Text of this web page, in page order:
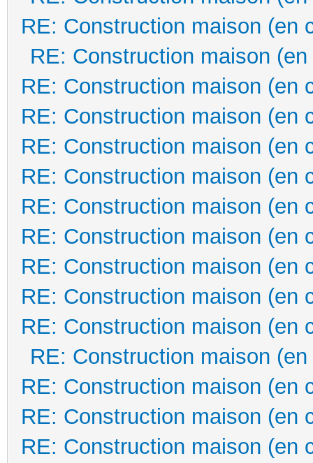
RE: Construction maison (en
RE: Construction maison
RE: Construction maison (en
RE: Construction maison (en
RE: Construction maison (en
RE: Construction maison (en
RE: Construction maison (en
RE: Construction maison (en
RE: Construction maison (en
RE: Construction maison (en
RE: Construction maison (en
RE: Construction maison
RE: Construction maison (en
RE: Construction maison (en
RE: Construction maison (en